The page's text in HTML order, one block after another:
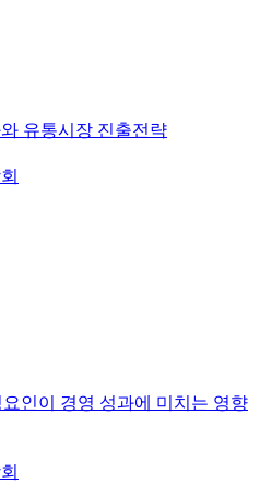
유통시장 진출전략
인이 경영 성과에 미치는 영향